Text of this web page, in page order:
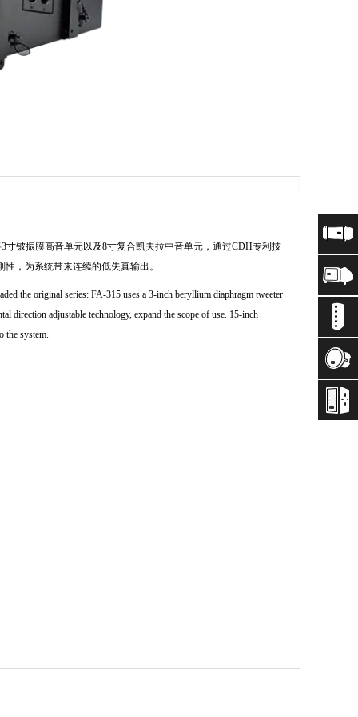
铍振膜高音单元以及8寸复合凯夫拉中音单元，通过CDH专利技
，为系统带来连续的低失真输出。
the original series: FA-315 uses a 3-inch beryllium diaphragm tweeter
direction adjustable technology, expand the scope of use. 15-inch
the system.